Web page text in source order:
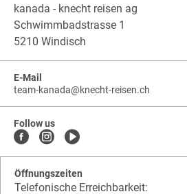
kanada - knecht reisen ag
Schwimmbadstrasse 1
5210 Windisch
E-Mail
team-kanada@knecht-reisen.ch
Follow us
Öffnungszeiten
Telefonische Erreichbarkeit: